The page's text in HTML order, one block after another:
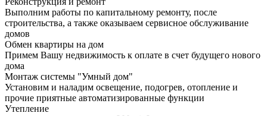
Выполним работы по капитальному ремонту, после
строительства, а также оказываем сервисное обслуживание
домов
Обмен квартиры на дом
Примем Вашу недвижимость к оплате в счет будущего нового
дома
Монтаж системы "Умный дом"
Установим и наладим освещение, подогрев, отопление и
прочие приятные автоматизированные функции
Утепление